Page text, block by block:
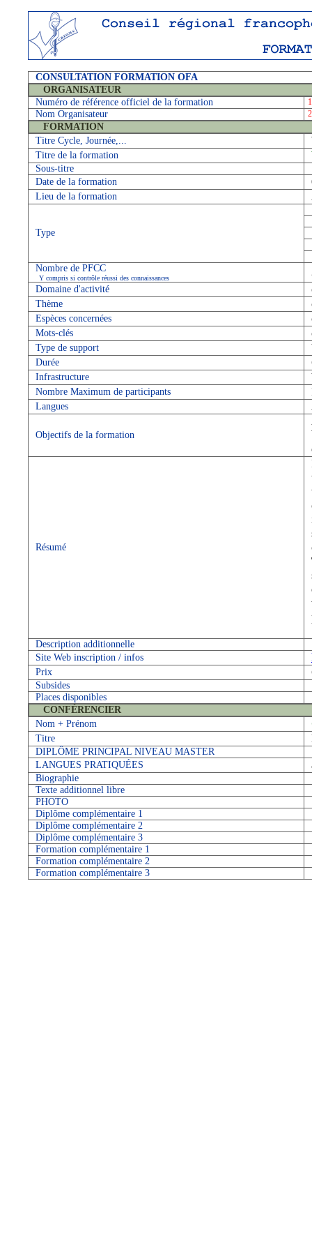
CONSULTATION FORMATION OFA
ORGANISATEUR
Numéro de référence officiel de la formation
Nom Organisateur
FORMATION
Titre Cycle, Journée,...
Titre de la formation
Sous-titre
Date de la formation
Lieu de la formation
Type
Nombre de PFCC
Y compris si contrôle réussi des connaissances
Domaine d'activité
Thème
Espèces concernées
Mots-clés
Type de support
Durée
Infrastructure
Nombre Maximum de participants
Langues
Objectifs de la formation
Résumé
Description additionnelle
Site Web inscription / infos
Prix
Subsides
Places disponibles
CONFÉRENCIER
Nom + Prénom
Titre
DIPLÔME PRINCIPAL NIVEAU MASTER
LANGUES PRATIQUÉES
Biographie
Texte additionnel libre
PHOTO
Diplôme complémentaire 1
Diplôme complémentaire 2
Diplôme complémentaire 3
Formation complémentaire 1
Formation complémentaire 2
Formation complémentaire 3